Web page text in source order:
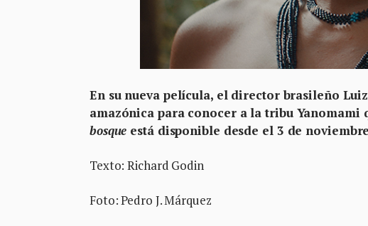
En su nueva película, el director brasileño
amazónica para conocer a la tribu
bosque está disponible desde el 3 de
Texto: Richard Godin
Foto: Pedro J. Márquez